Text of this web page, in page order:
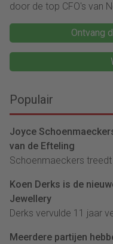
door de top CFO's van
Ontvang
Populair
Joyce
van de Efteling
Schoenmaeckers
Koen Derks is de
Jewellery
Derks vervulde 11 jaar
Meerdere partijen